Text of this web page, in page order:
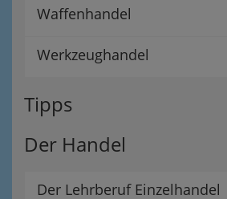
Waffenhandel
Werkzeughandel
Tipps
Der Handel
Der Lehrberuf Einzelhandel